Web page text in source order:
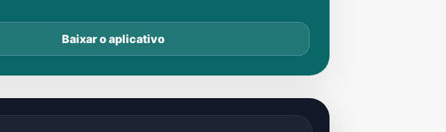
Baixar o aplicativo